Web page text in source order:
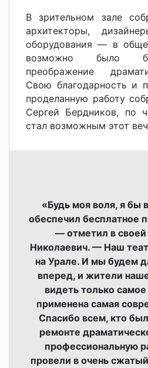
В зрительном зале
архитекторы,
оборудования — в
возможно было
преображение
Свою благодарность и
проделанную работу
Сергей Бердников, по
стал возможным этот
«Будь моя воля, я бы
обеспечил бесплатное
— отметил в своей
Николаевич. — Наш
на Урале. И мы будем
вперед, и жители
видеть только
применена самая
Спасибо всем, кто
ремонте
профессиональную
провели в очень